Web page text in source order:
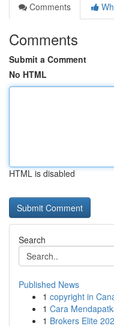
Comments
Comments
Submit a Comment
No HTML
HTML is disabled
Search
Published News
1 copyright in
1 Cara
1 Brokers Elite